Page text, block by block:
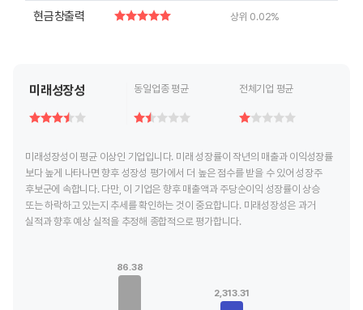
현금창출력 상위 0.02%
미래성장성 동일업종 평균 전체기업 평균
미래성장성이 평균 이상인 기업입니다. 미래 성장률이 작년의 매출과 이익성장률
보다 높게 나타나면 향후 성장성 평가에서 더 높은 점수를 받을 수 있어 성장주
후보군에 속합니다. 다만, 이 기업은 향후 매출액과 주당순이익 성장률이 상승
또는 하락하고 있는지 추세를 확인하는 것이 중요합니다. 미래성장성은 과거
실적과 향후 예상 실적을 추정해 종합적으로 평가합니다.
View as data table, Chart
The chart has 1 X axis displaying categories.
The chart has 1 Y axis displaying values. Data ranges from
86.38
The chart has 1 X axis
The chart has 1 Y axis
2,313.31